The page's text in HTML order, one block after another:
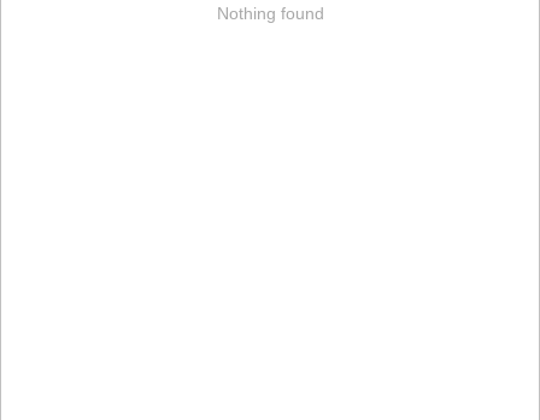
Nothing found